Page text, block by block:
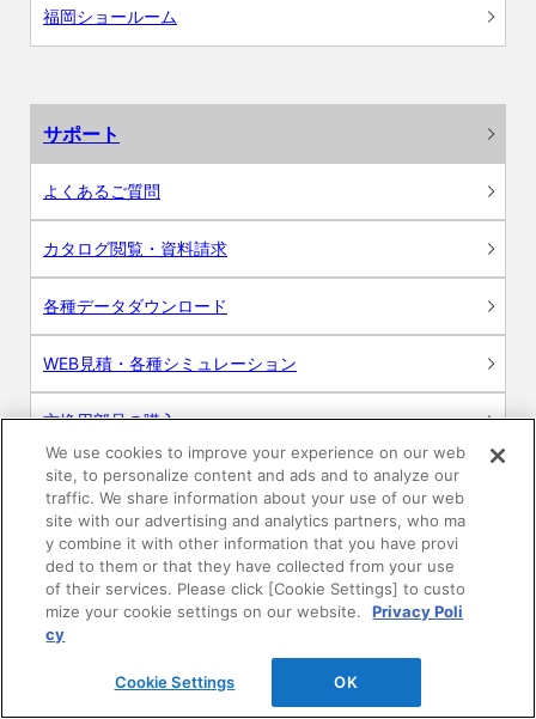
福岡ショールーム
サポート
よくあるご質問
カタログ閲覧・資料請求
各種データダウンロード
WEB見積・各種シミュレーション
交換用部品の購入
修理・点検
お問い合わせ
ログイン
建築・設計関係者様向けサイト
We use cookies to improve your experience on our web
site, to personalize content and ads and to analyze our
traffic. We share information about your use of our web
site with our advertising and analytics partners, who ma
y combine it with other information that you have provi
ded to them or that they have collected from your use
of their services. Please click [Cookie Settings] to custo
mize your cookie settings on our website.
Privacy Poli
cy
Cookie Settings OK